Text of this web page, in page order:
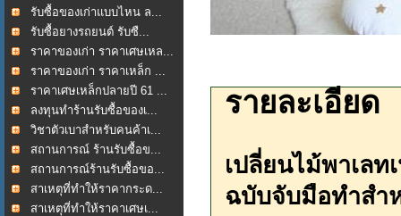
รับซื้อของเก่าแบบไหน ล...
รับซื้อยางรถยนต์ รับซื...
ราคาของเก่า ราคาเศษเหล...
ราคาของเก่า ราคาเหล็ก ...
ราคาเศษเหล็กปลายปี 61 ...
ลงทุนทำร้านรับซื้อของเ...
วิชาตัวเบาสำหรับคนค้าเ...
สถานการณ์ ร้านรับซื้อข...
สถานการณ์ร้านรับซื้อขอ...
สาเหตุที่ทำให้ราคากระด...
สาเหตุที่ทำให้ราคาเศษเ...
รายละเอียด
เปลี่ยนไม้พาเลท
ฉบับจับมือทำสำ